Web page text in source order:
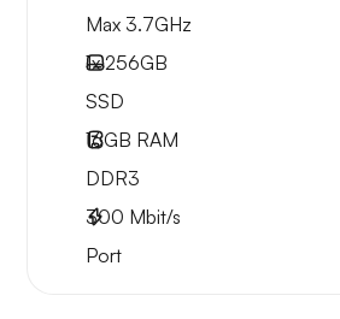
Max 3.7GHz
1x256GB
SSD
16GB RAM
DDR3
300 Mbit/s
Port